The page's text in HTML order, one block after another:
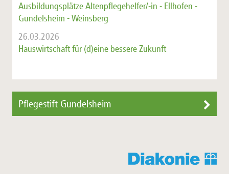
Ausbildungsplätze Altenpflegehelfer/-in - Ellhofen -
Gundelsheim - Weinsberg
26.03.2026
Hauswirtschaft für (d)eine bessere Zukunft
Pflegestift Gundelsheim